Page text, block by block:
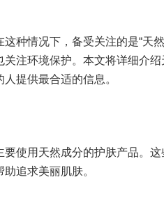
种情况下，备受关注的是“天
注环境保护。本文将详细介
提供最合适的信息。
使用天然成分的护肤产品。
追求美丽肌肤。